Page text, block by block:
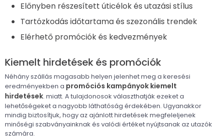
Előnyben részesített úticélok és utazási stílus
Tartózkodás időtartama és szezonális trendek
Elérhető promóciók és kedvezmények
Kiemelt hirdetések és promóciók
Néhány szállás magasabb helyen jelenhet meg a keresési
eredményekben a promóciós kampányok kiemelt
hirdetések. miatt. A tulajdonosok választhatják ezeket a
lehetőségeket a nagyobb láthatóság érdekében. Ugyanakkor
mindig biztosítjuk, hogy az ajánlott hirdetések megfeleljenek
minőségi szabványainknak és valódi értéket nyújtsanak az utazók
számára.